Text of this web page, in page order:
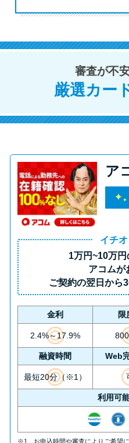
法2選
に悩む
い理由
質屋で
較
未成年
学生が
る？
学生が
へのバ
を解説
ソフト
は要注
090金
てはい
の対処法
審査が不
厳選カー
ア
イチ
1万円~10万円
アコムが
ご契約の翌日から
金利 限
2.4%～17.9%
融資時間 Web
最短20分（※1）
利用可
※1 お申込時間や審査によりご希望に